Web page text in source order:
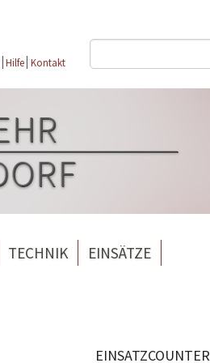
Hilfe Kontakt
TECHNIK EINSÄTZE
EINSATZCOUNTER